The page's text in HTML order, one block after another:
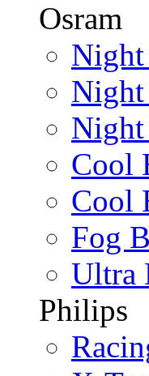
Osram
Night
Night
Cool
Cool
Fog
Ultra
Philips